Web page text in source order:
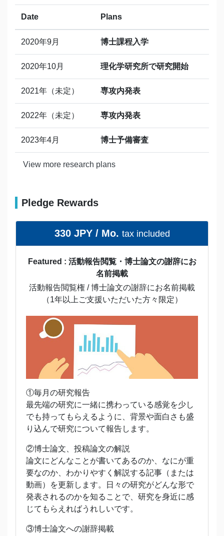
Date Plans
2020年9月 博士課程入学
2020年10月 理化学研究所で研究開始
2021年（未定） 専攻内発表
2022年（未定） 専攻内発表
2023年4月 博士予備審査
View more research plans
Pledge Rewards
330 JPY / Mo. tax included
Featured : 活動報告閲覧・博士論文の謝辞にお
名前掲載
活動報告閲覧権 / 博士論文の謝辞にお名前掲載
（1年以上ご支援いただいた方々限定）
①毎月の研究報告
最先端の研究に一緒に携わっている感覚を少し
でも持ってもらえるように、背景や面白さも盛
り込んで研究について報告します。
②博士論文、投稿論文の解説
論文にどんなことが書いてあるのか、なにが重
要なのか、わかりやすく解説する記事（または
動画）を更新します。日々の研究がどんな形で
発表されるのかを知ることで、研究を身近に感
じてもらえればうれしいです。
③博士論文への謝辞掲載